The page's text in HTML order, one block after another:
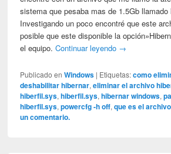
sistema que pesaba mas de 1.5Gb
Investigando un poco encontré que este
posible que este disponible la
el equipo.Continuar leyendo →
Publicado en Windows | Etiquetas: como
deshabilitar hibernar,eliminar el archivo
hiberfil.sys,hiberfil.sys,hibernar windows,
hiberfil.sys,powercfg -h off,que es el
un comentario.